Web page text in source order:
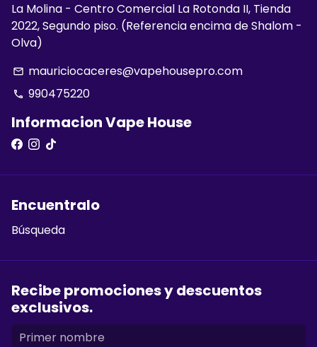
La Molina - Centro Comercial La Rotonda II, Tienda
2022, Segundo piso. (Referencia encima de Shalom -
Olva)
email mauriciocaceres@vapehousepro.com
phone 990475220
Informacion Vape House
Encuentralo
Búsqueda
Recibe promociones y descuentos
exclusivos.